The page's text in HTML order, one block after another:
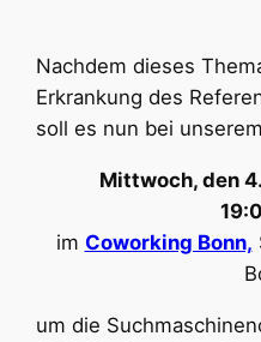
Nachdem dieses
Erkrankung des
soll es nun bei
Mittwoch, den
im Coworking Bonn,
um die